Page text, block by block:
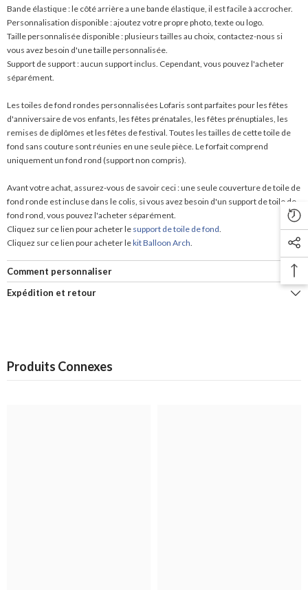
Bande élastique : le côté arrière a une bande élastique, il est facile à accrocher.
Personnalisation disponible : ajoutez votre propre photo, texte ou logo.
Taille personnalisée disponible : plusieurs tailles au choix, contactez-nous si
vous avez besoin d'une taille personnalisée.
Support de support : aucun support inclus. Cependant, vous pouvez l'acheter
séparément.
Les toiles de fond rondes personnalisées Lofaris sont parfaites pour les fêtes
d'anniversaire de vos enfants, les fêtes prénatales, les fêtes prénuptiales, les
remises de diplômes et les fêtes de festival. Toutes les tailles de cette toile de
fond sans couture sont réunies en une seule pièce. Le forfait comprend
uniquement un fond rond (support non compris).
Avant votre achat, assurez-vous de savoir ceci : une seule couverture de toile de
fond ronde est incluse dans le colis, si vous avez besoin d'un support de toile de
fond rond, vous pouvez l'acheter séparément.
Cliquez sur ce lien pour acheter le support de toile de fond.
Cliquez sur ce lien pour acheter lekit Balloon Arch.
Comment personnaliser
Expédition et retour
Produits Connexes